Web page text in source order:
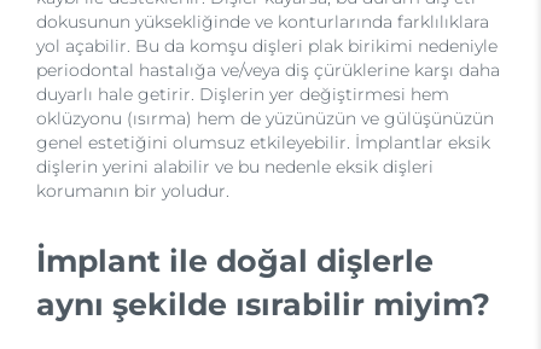
dokusunun yüksekliğinde ve konturlarında farklılıklara
yol açabilir. Bu da komşu dişleri plak birikimi nedeniyle
periodontal hastalığa ve/veya diş çürüklerine karşı daha
duyarlı hale getirir. Dişlerin yer değiştirmesi hem
oklüzyonu (ısırma) hem de yüzünüzün ve gülüşünüzün
genel estetiğini olumsuz etkileyebilir. İmplantlar eksik
dişlerin yerini alabilir ve bu nedenle eksik dişleri
korumanın bir yoludur.
İmplant ile doğal dişlerle
aynı şekilde ısırabilir miyim?